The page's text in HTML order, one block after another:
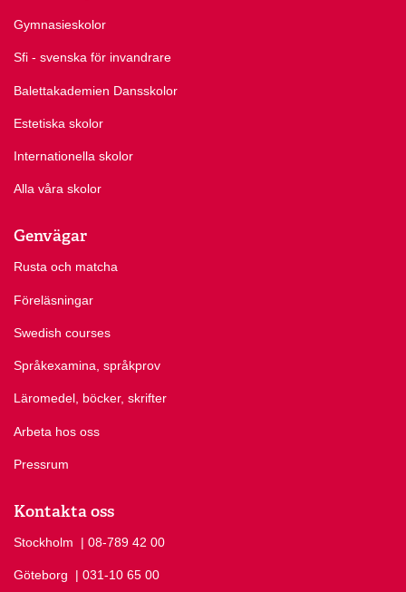
Gymnasieskolor
Sfi - svenska för invandrare
Balettakademien Dansskolor
Estetiska skolor
Internationella skolor
Alla våra skolor
Genvägar
Rusta och matcha
Föreläsningar
Swedish courses
Språkexamina, språkprov
Läromedel, böcker, skrifter
Arbeta hos oss
Pressrum
Kontakta oss
Stockholm Ring Stockholm på
| 08-789 42 00
Göteborg Ring Göteborg på
| 031-10 65 00